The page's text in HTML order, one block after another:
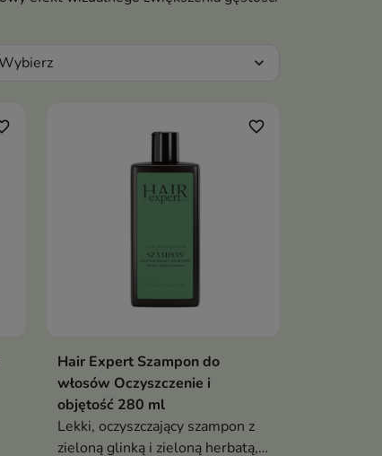
expand_more
 Dodaj do koszyka
favorite_border
Hair Expert Szampon do
włosów Oczyszczenie i
objętość 280 ml
Lekki, oczyszczający szampon z
zieloną glinką i zieloną herbatą,